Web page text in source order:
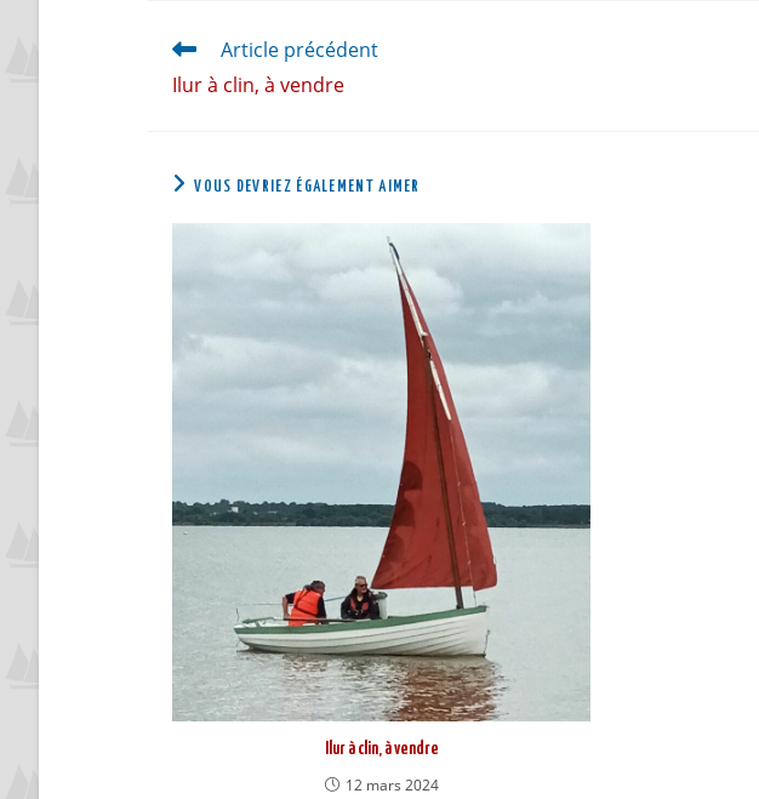
Article précédent
Ilur à clin, à vendre
VOUS DEVRIEZ ÉGALEMENT AIMER
Ilur à clin, à vendre
12 mars 2024